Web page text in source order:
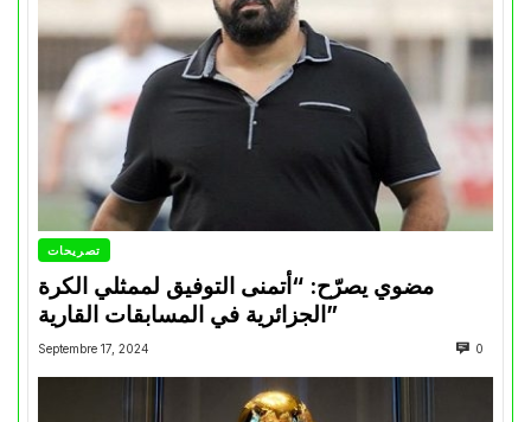
تصريحات
مضوي يصرّح: “أتمنى التوفيق لممثلي الكرة
الجزائرية في المسابقات القارية”
Septembre 17, 2024 0